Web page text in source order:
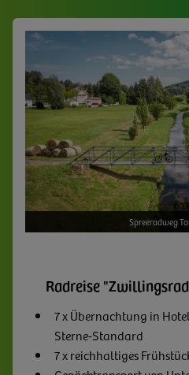
Spreeradweg
Radreise
7 x Übernachtung in
Sterne-Standard
7 x reichhaltiges